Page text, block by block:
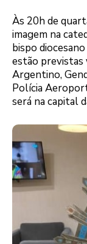
Às 20h de
imagem na
bispo
estão previstas
Argentino,
Polícia
será na capital